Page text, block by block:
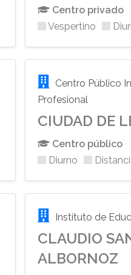
Centro privado
Vespertino
Centro Público
Profesional
CIUDAD DE
Centro público
Diurno
Instituto de
CLAUDIO
ALBORNOZ